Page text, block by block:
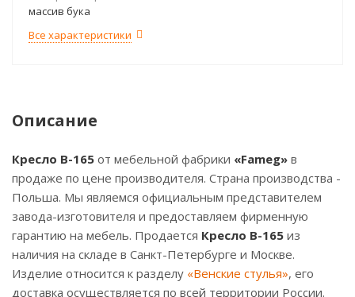
массив бука
Все характеристики
Описание
Кресло B-165 от мебельной фабрики «Fameg» в
продаже по цене производителя. Страна производства -
Польша. Мы являемся официальным представителем
завода-изготовителя и предоставляем фирменную
гарантию на мебель. Продается Кресло B-165 из
наличия на складе в Санкт-Петербурге и Москве.
Изделие относится к разделу «Венские стулья», его
доставка осуществляется по всей территории России.